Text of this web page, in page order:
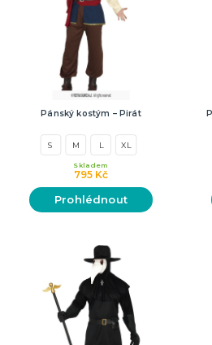
Pánský kostým – Pirát
S M L XL
795 Kč
Skladem
Prohlédnout